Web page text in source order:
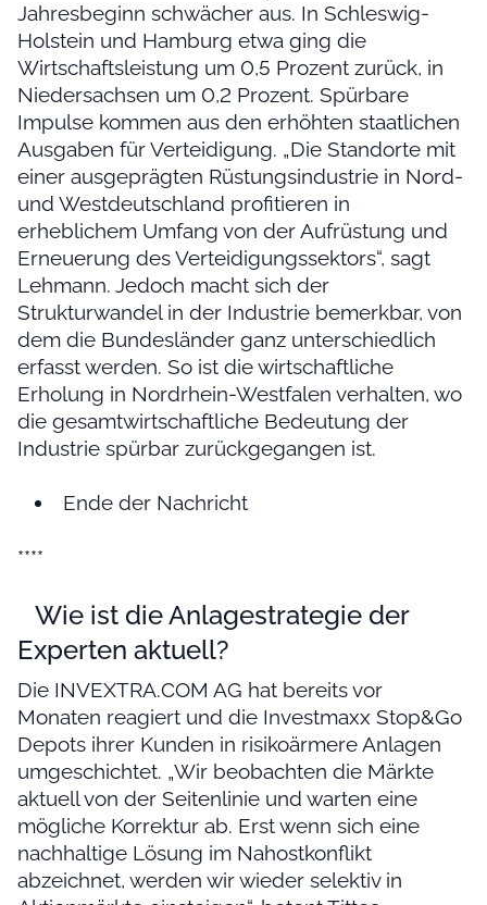
Jahresbeginn schwächer aus. In Schleswig-
Holstein und Hamburg etwa ging die
Wirtschaftsleistung um 0,5 Prozent zurück, in
Niedersachsen um 0,2 Prozent. Spürbare
Impulse kommen aus den erhöhten staatlichen
Ausgaben für Verteidigung. „Die Standorte mit
einer ausgeprägten Rüstungsindustrie in Nord-
und Westdeutschland profitieren in
erheblichem Umfang von der Aufrüstung und
Erneuerung des Verteidigungssektors“, sagt
Lehmann. Jedoch macht sich der
Strukturwandel in der Industrie bemerkbar, von
dem die Bundesländer ganz unterschiedlich
erfasst werden. So ist die wirtschaftliche
Erholung in Nordrhein-Westfalen verhalten, wo
die gesamtwirtschaftliche Bedeutung der
Industrie spürbar zurückgegangen ist.
Ende der Nachricht
****
Wie ist die Anlagestrategie der
Experten aktuell?
Die INVEXTRA.COM AG hat bereits vor
Monaten reagiert und die Investmaxx Stop&Go
Depots ihrer Kunden in risikoärmere Anlagen
umgeschichtet. „Wir beobachten die Märkte
aktuell von der Seitenlinie und warten eine
mögliche Korrektur ab. Erst wenn sich eine
nachhaltige Lösung im Nahostkonflikt
abzeichnet, werden wir wieder selektiv in